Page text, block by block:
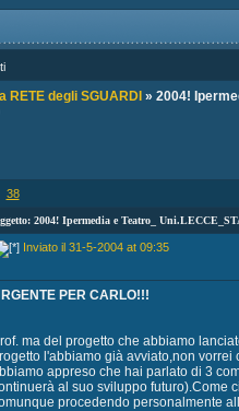
la RETE degli SGUARDI » 2004!
38
2004! Ipermedia e Teatro_
Inviato il 31-5-2004 at 09:35
PER CARLO!!!
ma del progetto che abbiamo
l'abbiamo già avviato,non
appreso che hai parlato di 3
al suo sviluppo futuro).Come
procedendo personalmente